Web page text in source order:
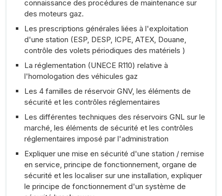
connaissance des procédures de maintenance sur
des moteurs gaz.
Les prescriptions générales liées à l'exploitation
d'une station (ESP, DESP, ICPE, ATEX, Douane,
contrôle des volets périodiques des matériels )
La réglementation (UNECE R110) relative à
l'homologation des véhicules gaz
Les 4 familles de réservoir GNV, les éléments de
sécurité et les contrôles réglementaires
Les différentes techniques des réservoirs GNL sur le
marché, les éléments de sécurité et les contrôles
réglementaires imposé par l'administration
Expliquer une mise en sécurité d'une station / remise
en service, principe de fonctionnement, organe de
sécurité et les localiser sur une installation, expliquer
le principe de fonctionnement d'un système de